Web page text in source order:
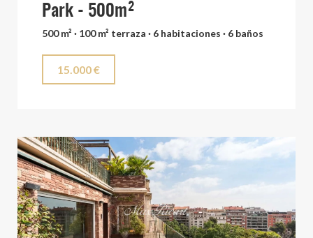
Park - 500m²
500 m² · 100 m² terraza · 6 habitaciones · 6 baños
15.000 €